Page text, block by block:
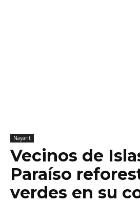
Nayarit
Vecinos de
Paraíso
verdes en su